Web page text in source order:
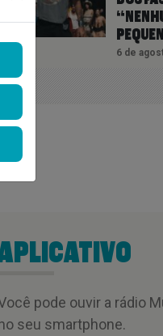
6 de
pode ouvir a rádio
seu smartphone.